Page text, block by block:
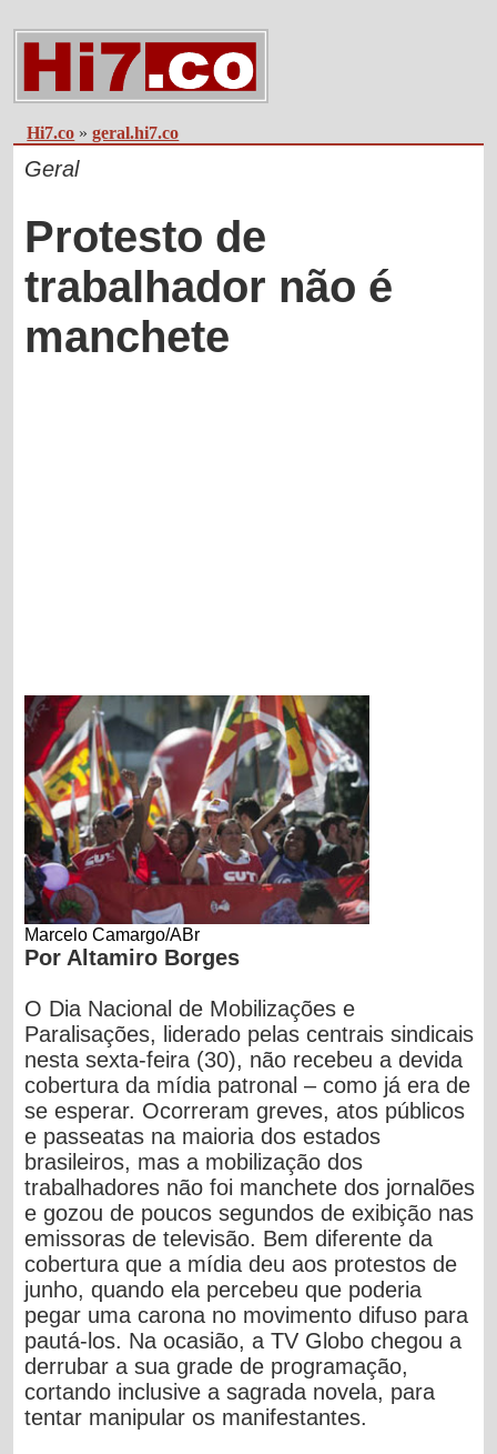
Hi7.co »geral.hi7.co
Geral
Protesto de
trabalhador não é
manchete
Marcelo Camargo/ABr
Por Altamiro Borges
O Dia Nacional de Mobilizações e
Paralisações, liderado pelas centrais sindicais
nesta sexta-feira (30), não recebeu a devida
cobertura da mídia patronal – como já era de
se esperar. Ocorreram greves, atos públicos
e passeatas na maioria dos estados
brasileiros, mas a mobilização dos
trabalhadores não foi manchete dos jornalões
e gozou de poucos segundos de exibição nas
emissoras de televisão. Bem diferente da
cobertura que a mídia deu aos protestos de
junho, quando ela percebeu que poderia
pegar uma carona no movimento difuso para
pautá-los. Na ocasião, a TV Globo chegou a
derrubar a sua grade de programação,
cortando inclusive a sagrada novela, para
tentar manipular os manifestantes.